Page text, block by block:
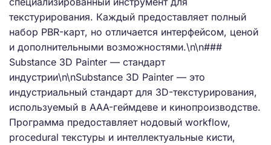
текстурирования. Каждый предоставляет полный
набор PBR-карт, но отличается интерфейсом, ценой
и дополнительными возможностями.\n\n###
Substance 3D Painter — стандарт
индустрии\n\nSubstance 3D Painter — это
индустриальный стандарт для 3D-текстурирования,
используемый в AAA-геймдеве и кинопроизводстве.
Программа предоставляет нодовый workflow,
procedural текстуры и интеллектуальные кисти,